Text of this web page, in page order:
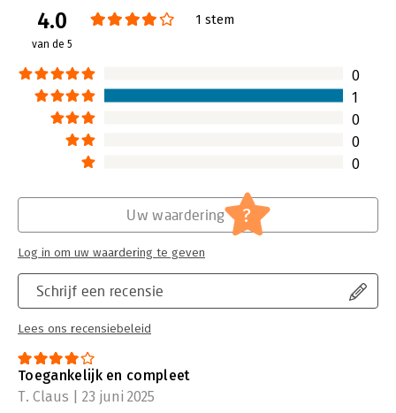
Verschijningsdatum:
3-6-2025
Hoofdrubriek:
4.0
van de 5
1 stem
0
1
0
0
0
Schrijf een recensie
Lees ons recensiebeleid
Uw waardering ?
Log in om uw waardering te geven
Toegankelijk en compleet
T. Claus | 23 juni 2025